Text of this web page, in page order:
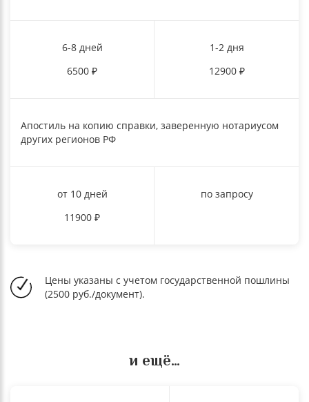
6-8 дней
6500 ₽
1-2 дня
12900 ₽
Апостиль на копию справки, заверенную нотариусом
других регионов РФ
от 10 дней
11900 ₽
по запросу
Цены указаны с учетом государственной пошлины
(2500 руб./документ).
и ещё…